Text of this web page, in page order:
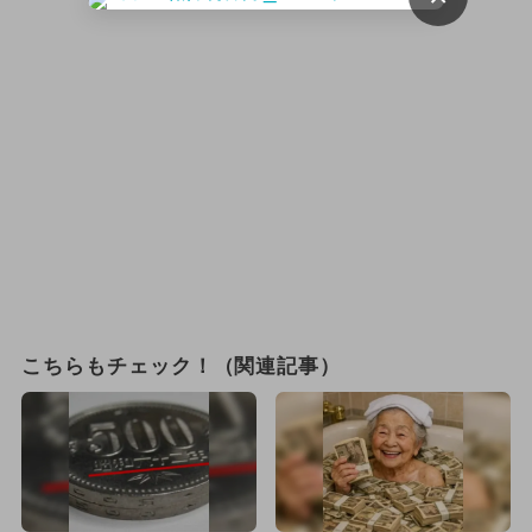
こちらもチェック！（関連記事）